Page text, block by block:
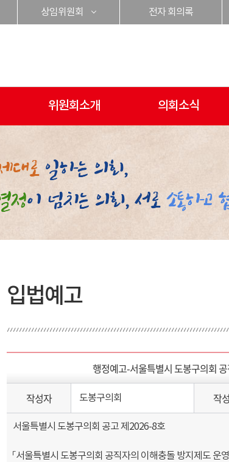
상임위원회 전자 회의록
위원회소개 의회소식
입법예고
행정예고-서울특별시 도봉구의회
작성자 도봉구의회 작
서울특별시 도봉구의회 공고 제2026-8호
「서울특별시 도봉구의회 공직자의 이해충돌 방지제도 운